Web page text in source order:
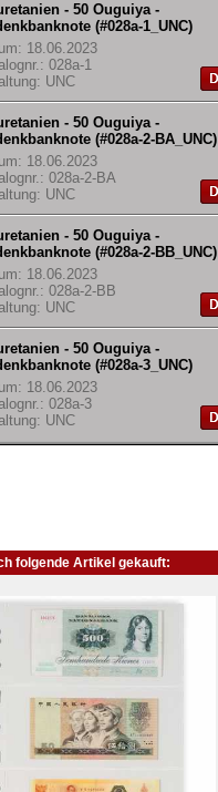
- 50 Ouguiya -
(#028a-1_UNC)
18.06.2023
028a-1
UNC
- 50 Ouguiya -
(#028a-2-BA_UNC)
18.06.2023
028a-2-BA
UNC
- 50 Ouguiya -
(#028a-2-BB_UNC)
18.06.2023
028a-2-BB
UNC
- 50 Ouguiya -
(#028a-3_UNC)
18.06.2023
028a-3
UNC
folgende Artikel gekauft: